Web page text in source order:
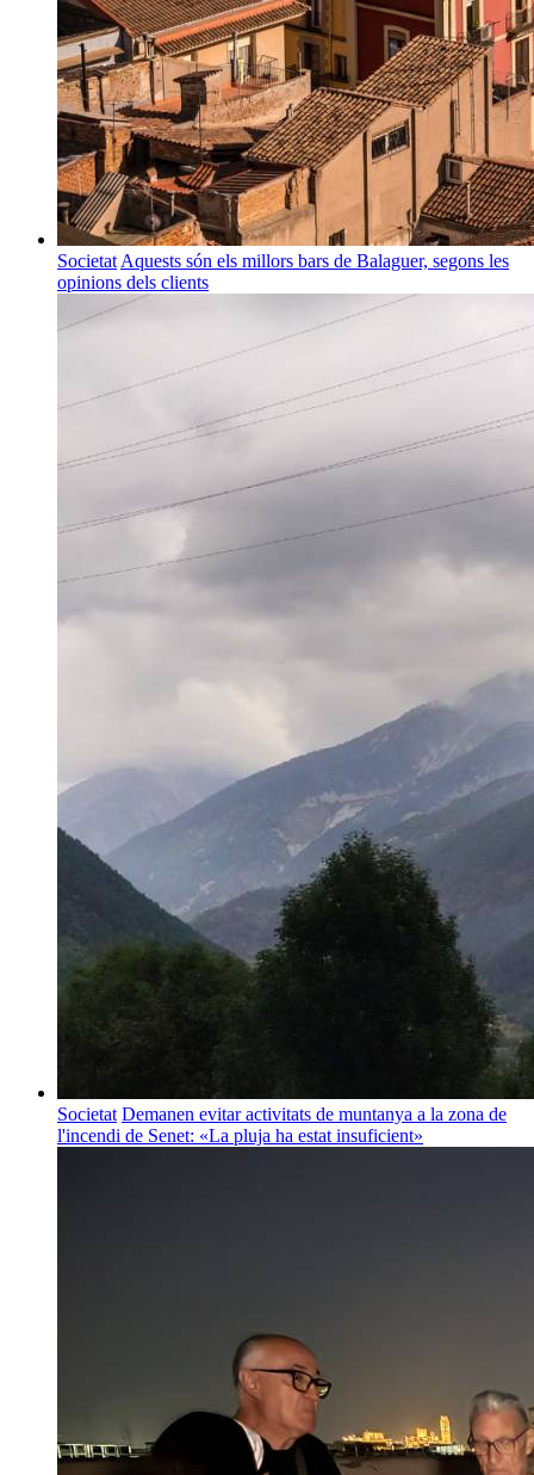
Societat Aquests són els millors bars de Balaguer, segons les
opinions dels clients
Societat Demanen evitar activitats de muntanya a la zona de
l'incendi de Senet: «La pluja ha estat insuficient»